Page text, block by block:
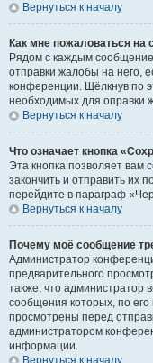
Вернуться к началу
Как мне пожаловаться на
Рядом с каждым
отправки жалобы на него,
конференции. Щёлкнув по
необходимых для оправки
Вернуться к началу
Что означает кнопка
Эта кнопка позволяет вам
закончить и отправить их
перейдите в параграф
Вернуться к началу
Почему моё сообщение
Администратор
предварительного
также, что администратор
сообщения которых, по
просмотрены перед
администратором
информации.
Вернуться к началу